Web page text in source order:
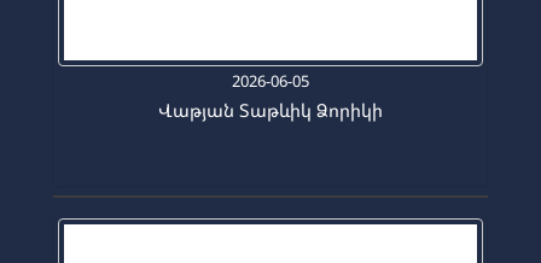
2026-06-05
Վաթյան Տաթևիկ Ձորիկի